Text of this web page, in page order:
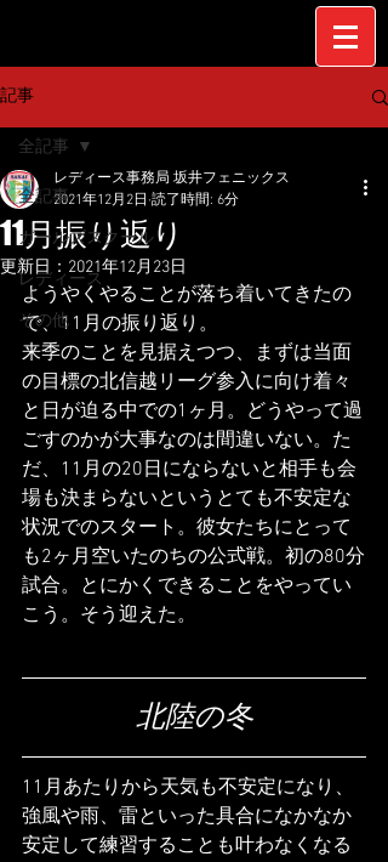
記事
全記事
ガールズスクール
レディース
その他
全記事
11月振り返り
レディース事務局 坂井フェニックス
2021年12月2日 読了時間: 6分
更新日： 2021年12月23日
ようやくやることが落ち着いてきたの
で、11月の振り返り。
来季のことを見据えつつ、まずは当面
の目標の北信越リーグ参入に向け着々
と日が迫る中での1ヶ月。どうやって過
ごすのかが大事なのは間違いない。た
だ、11月の20日にならないと相手も会
場も決まらないというとても不安定な
状況でのスタート。彼女たちにとって
も2ヶ月空いたのちの公式戦。初の80分
試合。とにかくできることをやってい
こう。そう迎えた。
北陸の冬
11月あたりから天気も不安定になり、
強風や雨、雷といった具合になかなか
安定して練習することも叶わなくなる